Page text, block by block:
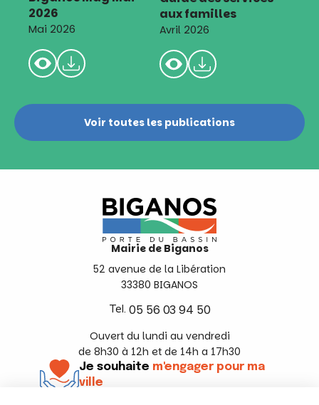
2026
Mai 2026
aux familles
Avril 2026
Voir toutes les publications
Mairie de Biganos
52 avenue de la Libération
33380 BIGANOS
Tel. 05 56 03 94 50
Ouvert du lundi au vendredi
de 8h30 à 12h et de 14h a 17h30
Je souhaite m'engager pour ma
ville